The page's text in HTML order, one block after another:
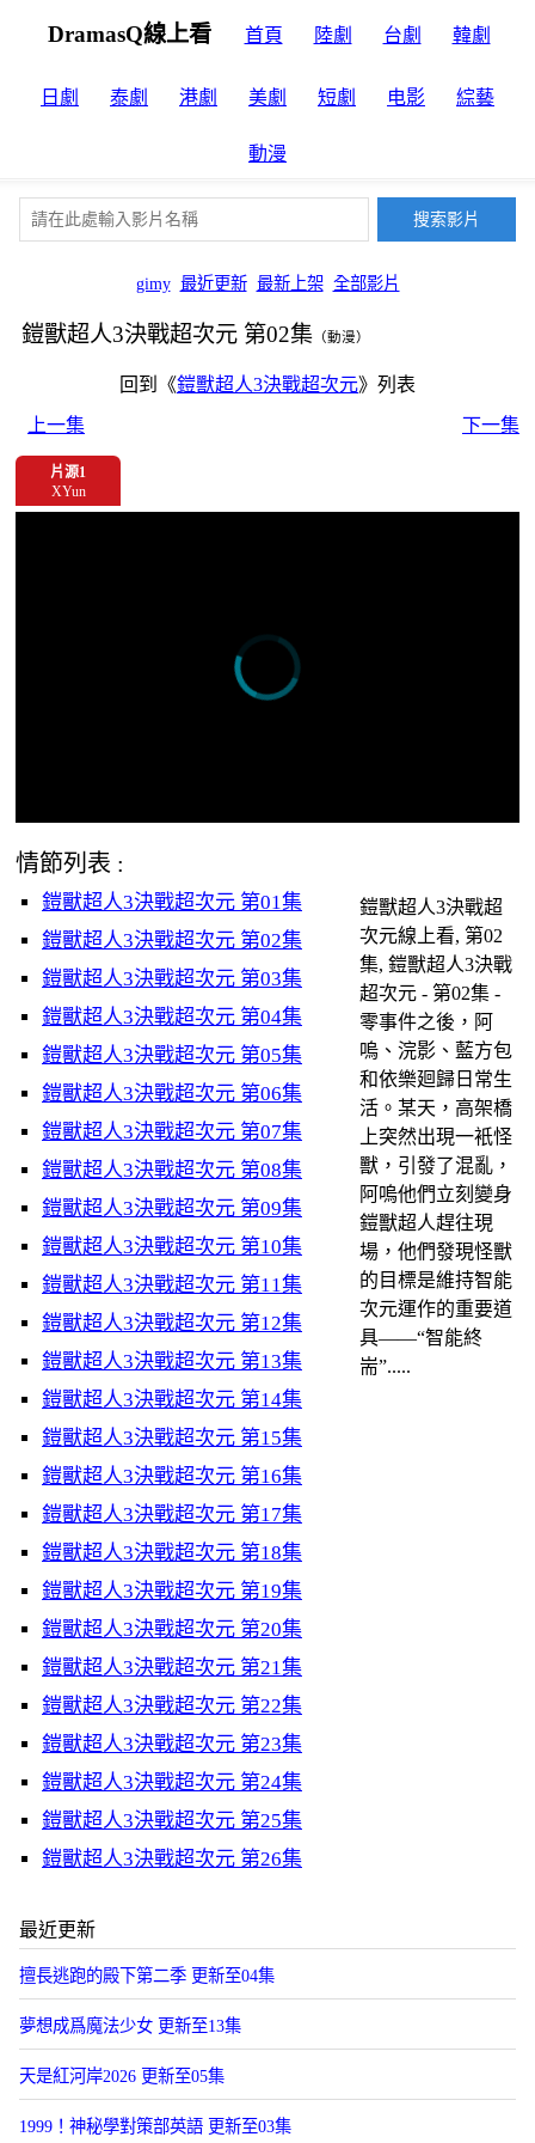
DramasQ線上看 首頁 陸劇 台劇 韓劇
日劇 泰劇 港劇 美劇 短劇 电影 綜藝
動漫
gimy 最近更新 最新上架 全部影片
鎧獸超人3決戰超次元 第02集 （動漫）
回到《鎧獸超人3決戰超次元》列表
上一集
下一集
片源1
XYun
情節列表 :
鎧獸超人3決戰超次元 第01集
鎧獸超人3決戰超次元 第02集
鎧獸超人3決戰超次元 第03集
鎧獸超人3決戰超次元 第04集
鎧獸超人3決戰超次元 第05集
鎧獸超人3決戰超次元 第06集
鎧獸超人3決戰超次元 第07集
鎧獸超人3決戰超次元 第08集
鎧獸超人3決戰超次元 第09集
鎧獸超人3決戰超次元 第10集
鎧獸超人3決戰超次元 第11集
鎧獸超人3決戰超次元 第12集
鎧獸超人3決戰超次元 第13集
鎧獸超人3決戰超次元 第14集
鎧獸超人3決戰超次元 第15集
鎧獸超人3決戰超次元 第16集
鎧獸超人3決戰超次元 第17集
鎧獸超人3決戰超次元 第18集
鎧獸超人3決戰超次元 第19集
鎧獸超人3決戰超次元 第20集
鎧獸超人3決戰超次元 第21集
鎧獸超人3決戰超次元 第22集
鎧獸超人3決戰超次元 第23集
鎧獸超人3決戰超次元 第24集
鎧獸超人3決戰超次元 第25集
鎧獸超人3決戰超次元 第26集
鎧獸超人3決戰超
次元線上看, 第02
集, 鎧獸超人3決戰
超次元 - 第02集 -
零事件之後，阿
嗚、浣影、藍方包
和依樂廻歸日常生
活。某天，高架橋
上突然出現一衹怪
獸，引發了混亂，
阿嗚他們立刻變身
鎧獸超人趕往現
場，他們發現怪獸
的目標是維持智能
次元運作的重要道
具——“智能終
耑”.....
最近更新
擅長逃跑的殿下第二季 更新至04集
夢想成爲魔法少女 更新至13集
天是紅河岸2026 更新至05集
1999！神秘學對策部英語 更新至03集